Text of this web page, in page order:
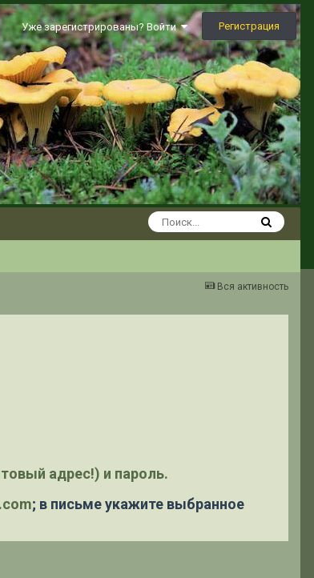
Уже зарегистрированы? Войти Регистрация
Вся активность
адрес!) и пароль.
; в письме укажите выбранное